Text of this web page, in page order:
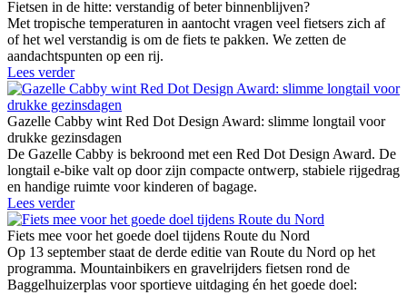
Fietsen in de hitte: verstandig of beter binnenblijven?
Met tropische temperaturen in aantocht vragen veel fietsers zich af
of het wel verstandig is om de fiets te pakken. We zetten de
aandachtspunten op een rij.
Lees verder
Gazelle Cabby wint Red Dot Design Award: slimme longtail voor
drukke gezinsdagen
De Gazelle Cabby is bekroond met een Red Dot Design Award. De
longtail e-bike valt op door zijn compacte ontwerp, stabiele rijgedrag
en handige ruimte voor kinderen of bagage.
Lees verder
Fiets mee voor het goede doel tijdens Route du Nord
Op 13 september staat de derde editie van Route du Nord op het
programma. Mountainbikers en gravelrijders fietsen rond de
Baggelhuizerplas voor sportieve uitdaging én het goede doel: